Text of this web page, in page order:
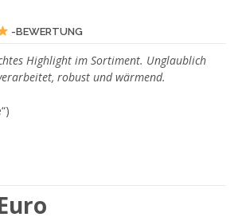
-BEWERTUNG
Highlight im Sortiment. Unglaublich
robust und wärmend.